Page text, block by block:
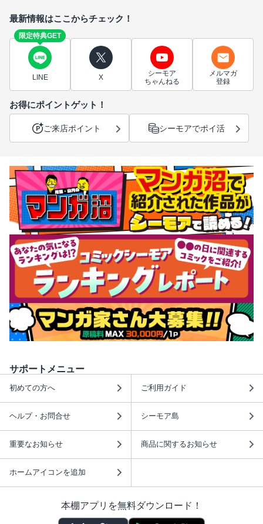
最新情報はここからチェック！
限定特典GET
LINE X
シーモア
ちゃんねる
メルマガ
登録
お得にポイントゲット！
ご来店ポイント シーモアでポイ活
サポートメニュー
初めての方へ ご利用ガイド
ヘルプ・お問合せ シーモア島
重要なお知らせ 商品に関するお知らせ
ホームアイコンを追加
本棚アプリを無料ダウンロード！